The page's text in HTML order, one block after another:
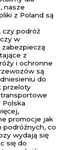
nasze
z Poland są
czy podróż
w
z
i ochronne
są
do
przeloty
promocje jak
podróżnych, co
wydają się
się do